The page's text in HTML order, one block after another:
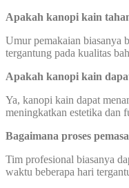
Apakah kanopi kain
Umur pemakaian biasanya
tergantung pada kualitas
Apakah kanopi kain
Ya, kanopi kain dapat
meningkatkan estetika dan
Bagaimana proses
Tim profesional biasanya
waktu beberapa hari